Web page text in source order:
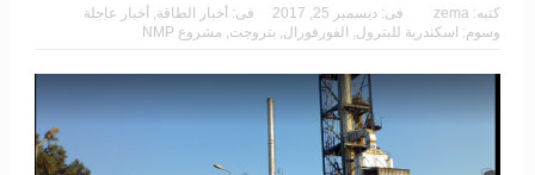
كتبه: zema فى: ديسمبر 25, 2017 فى: أخبار الطاقة
أخبار عاجلة
وسوم: اسكندرية للبترول الفورفورال بتروجت مشروع NMP